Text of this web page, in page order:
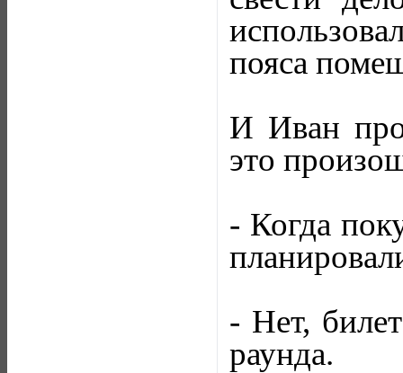
пояса
И Иван
это
- Когда
- Нет,
раунда.